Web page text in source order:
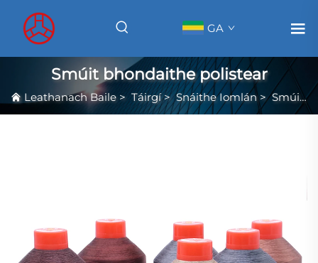
GA
Smúit bhondaithe polistear
Leathanach Baile> Táirgí>Snáithe Iomlán>Smúit bhondaithe polistear